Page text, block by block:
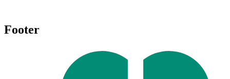
Footer